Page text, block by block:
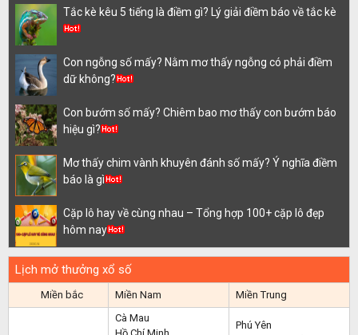
Tắc kè kêu 5 tiếng là điềm gì? Lý giải điềm báo về tắc kè
Con ngỗng số mấy? Nằm mơ thấy ngỗng có phải điềm
dữ không?
Con bướm số mấy? Chiêm bao mơ thấy con bướm báo
hiệu gì?
Mơ thấy chim vành khuyên đánh số mấy? Ý nghĩa điềm
báo là gì
Cặp lô hay về cùng nhau – Tổng hợp 100+ cặp lô đẹp
hôm nay
Lịch mở thưởng xổ số
Miền bắc Miền Nam Miền Trung
Cà Mau
Phú Yên